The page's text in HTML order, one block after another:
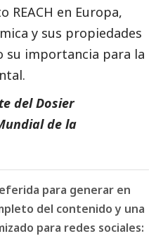
REACH en Europa,
y sus propiedades
su importancia para la
delDosier
de la
para generar en
del contenido y una
para redes sociales: